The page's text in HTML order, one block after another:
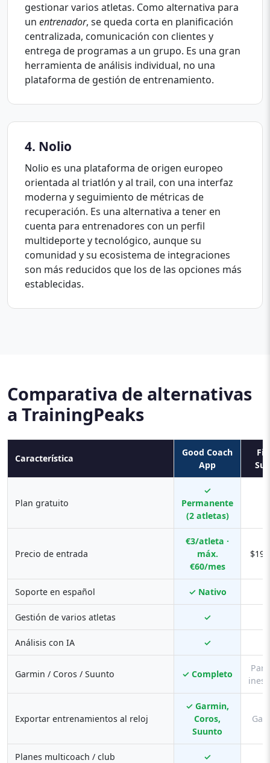
gestionar varios atletas. Como alternativa para
un entrenador, se queda corta en planificación
centralizada, comunicación con clientes y
entrega de programas a un grupo. Es una gran
herramienta de análisis individual, no una
plataforma de gestión de entrenamiento.
4. Nolio
Nolio es una plataforma de origen europeo
orientada al triatlón y al trail, con una interfaz
moderna y seguimiento de métricas de
recuperación. Es una alternativa a tener en
cuenta para entrenadores con un perfil
multideporte y tecnológico, aunque su
comunidad y su ecosistema de integraciones
son más reducidos que los de las opciones más
establecidas.
Comparativa de alternativas
a TrainingPeaks
Característica
Good Coach
App
Plan gratuito
✓
Permanente
(2 atletas)
Precio de entrada
€3/atleta ·
máx.
€60/mes
$19/
Soporte en español ✓ Nativo
Gestión de varios atletas ✓
Análisis con IA ✓
Garmin / Coros / Suunto ✓ Completo
Exportar entrenamientos al reloj
✓ Garmin,
Coros,
Suunto
Planes multicoach / club ✓